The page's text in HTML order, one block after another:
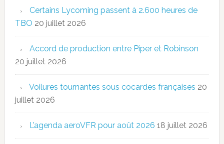
Certains Lycoming passent à 2.600 heures de
TBO 20 juillet 2026
Accord de production entre Piper et Robinson
20 juillet 2026
Voilures tournantes sous cocardes françaises 20
juillet 2026
L’agenda aeroVFR pour août 2026 18 juillet 2026